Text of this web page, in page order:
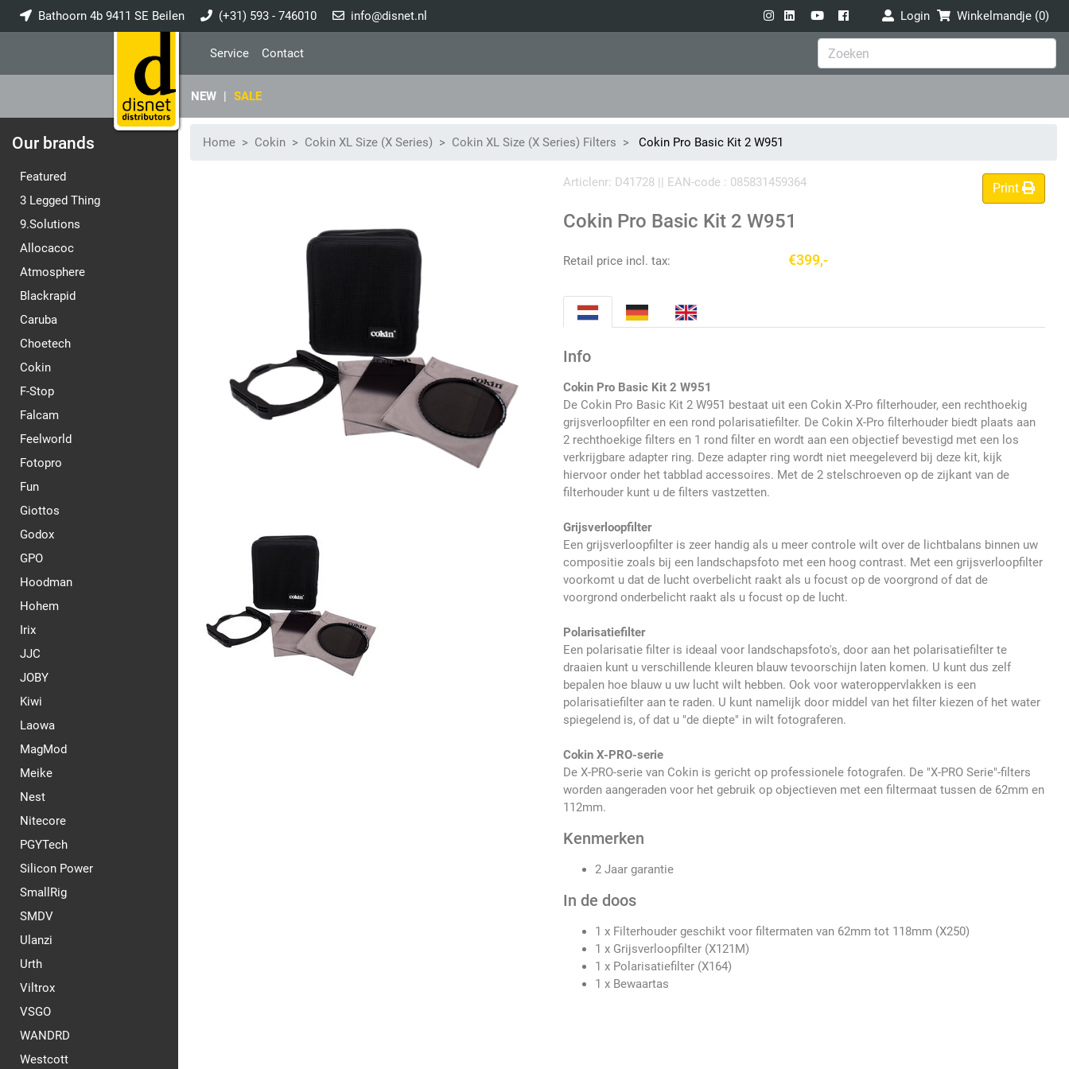
Bathoorn 4b 9411 SE Beilen (+31) 593 - 746010 info@disnet.nl Login Winkelmandje (0)
Service Contact
NEW | SALE
Our brands
Featured
3 Legged Thing
9.Solutions
Allocacoc
Atmosphere
Blackrapid
Caruba
Choetech
Cokin
F-Stop
Falcam
Feelworld
Fotopro
Fun
Giottos
Godox
GPO
Hoodman
Hohem
Irix
JJC
JOBY
Kiwi
Laowa
MagMod
Meike
Nest
Nitecore
PGYTech
Silicon Power
SmallRig
SMDV
Ulanzi
Urth
Viltrox
VSGO
WANDRD
Westcott
Home Cokin Cokin XL Size (X Series) Cokin XL Size (X Series) Filters Cokin Pro Basic Kit 2 W951
Articlenr: D41728 || EAN-code : 085831459364 Print
Cokin Pro Basic Kit 2 W951
Retail price incl. tax: €399,-
Info
Cokin Pro Basic Kit 2 W951
De Cokin Pro Basic Kit 2 W951 bestaat uit een Cokin X-Pro filterhouder, een rechthoekig
grijsverloopfilter en een rond polarisatiefilter. De Cokin X-Pro filterhouder biedt plaats aan
2 rechthoekige filters en 1 rond filter en wordt aan een objectief bevestigd met een los
verkrijgbare adapter ring. Deze adapter ring wordt niet meegeleverd bij deze kit, kijk
hiervoor onder het tabblad accessoires. Met de 2 stelschroeven op de zijkant van de
filterhouder kunt u de filters vastzetten.
Grijsverloopfilter
Een grijsverloopfilter is zeer handig als u meer controle wilt over de lichtbalans binnen uw
compositie zoals bij een landschapsfoto met een hoog contrast. Met een grijsverloopfilter
voorkomt u dat de lucht overbelicht raakt als u focust op de voorgrond of dat de
voorgrond onderbelicht raakt als u focust op de lucht.
Polarisatiefilter
Een polarisatie filter is ideaal voor landschapsfoto's, door aan het polarisatiefilter te
draaien kunt u verschillende kleuren blauw tevoorschijn laten komen. U kunt dus zelf
bepalen hoe blauw u uw lucht wilt hebben. Ook voor wateroppervlakken is een
polarisatiefilter aan te raden. U kunt namelijk door middel van het filter kiezen of het water
spiegelend is, of dat u "de diepte" in wilt fotograferen.
Cokin X-PRO-serie
De X-PRO-serie van Cokin is gericht op professionele fotografen. De "X-PRO Serie"-filters
worden aangeraden voor het gebruik op objectieven met een filtermaat tussen de 62mm en
112mm.
Kenmerken
2 Jaar garantie
In de doos
1 x Filterhouder geschikt voor filtermaten van 62mm tot 118mm (X250)
1 x Grijsverloopfilter (X121M)
1 x Polarisatiefilter (X164)
1 x Bewaartas